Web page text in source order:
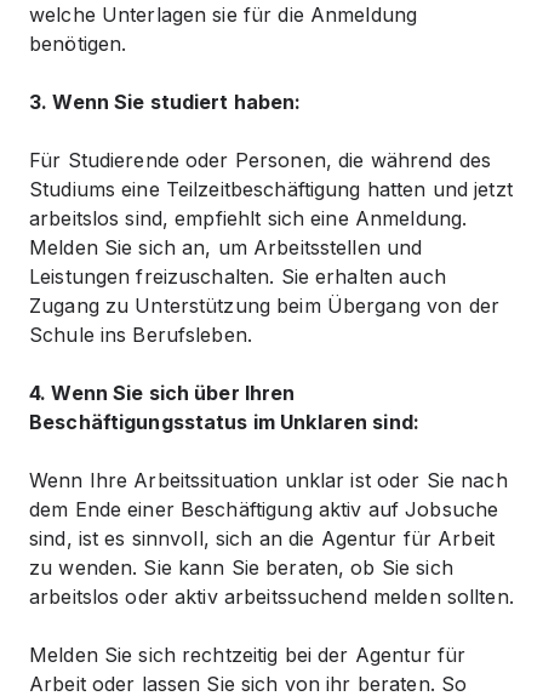
welche Unterlagen sie für die Anmeldung
benötigen.
3. Wenn Sie studiert haben:
Für Studierende oder Personen, die während des
Studiums eine Teilzeitbeschäftigung hatten und jetzt
arbeitslos sind, empfiehlt sich eine Anmeldung.
Melden Sie sich an, um Arbeitsstellen und
Leistungen freizuschalten. Sie erhalten auch
Zugang zu Unterstützung beim Übergang von der
Schule ins Berufsleben.
4. Wenn Sie sich über Ihren
Beschäftigungsstatus im Unklaren sind:
Wenn Ihre Arbeitssituation unklar ist oder Sie nach
dem Ende einer Beschäftigung aktiv auf Jobsuche
sind, ist es sinnvoll, sich an die Agentur für Arbeit
zu wenden. Sie kann Sie beraten, ob Sie sich
arbeitslos oder aktiv arbeitssuchend melden sollten.
Melden Sie sich rechtzeitig bei der Agentur für
Arbeit oder lassen Sie sich von ihr beraten. So